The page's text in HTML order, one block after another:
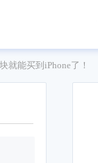
就能买到iPhone了！